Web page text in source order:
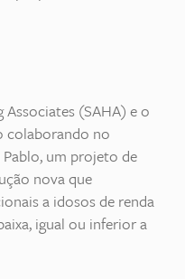
(SAHA) e o
colaborando no
um projeto de
nova que
a idosos de renda
igual ou inferior a